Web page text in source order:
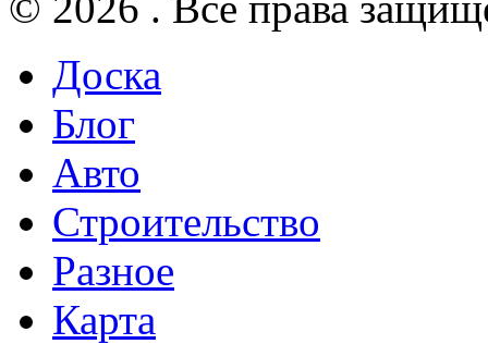
Доска
Блог
Авто
Строительство
Разное
Карта